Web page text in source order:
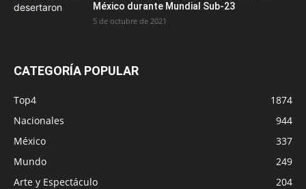
México durante Mundial Sub-23
5 de octubre de 2021
CATEGORÍA POPULAR
Top4
1874
Nacionales
944
México
337
Mundo
249
Arte y Espectáculo
204